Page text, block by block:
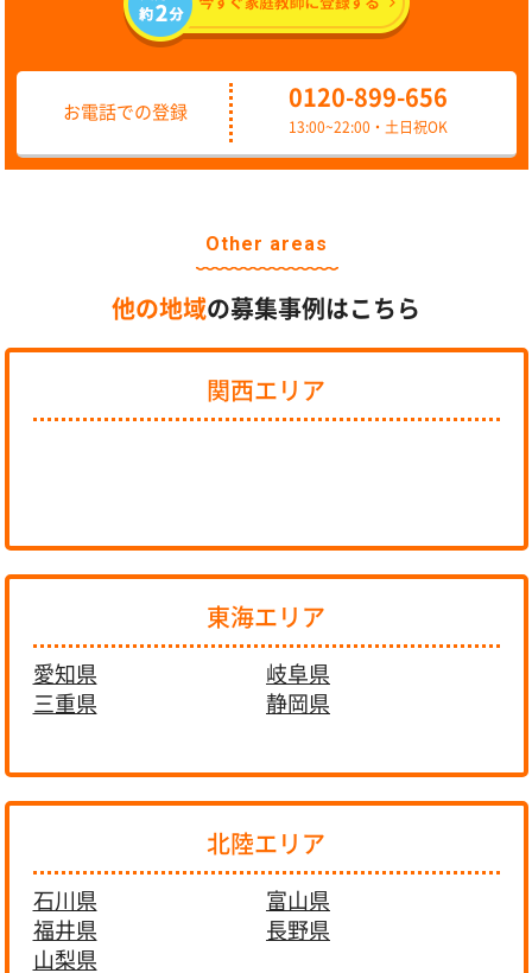
お電話での登録
0120-899-656
13:00~22:00・土日祝OK
Other areas
他の地域の募集事例はこちら
関西エリア
東海エリア
愛知県
岐阜県
三重県
静岡県
北陸エリア
石川県
富山県
福井県
長野県
山梨県